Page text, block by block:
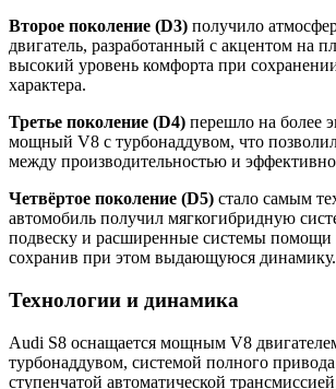
Второе поколение (D3) получило
двигатель, разработанный с акцентом на
высокий уровень комфорта при
характера.
Третье поколение (D4) перешло на более
мощный V8 с турбонаддувом, что
между производительностью и
Четвёртое поколение (D5) стало самым
автомобиль получил мягкогибридную
подвеску и расширенные системы помощи
сохранив при этом выдающуюся динамику.
Технологии и динамика
Audi S8 оснащается мощным V8
турбонаддувом, системой полного
ступенчатой автоматической